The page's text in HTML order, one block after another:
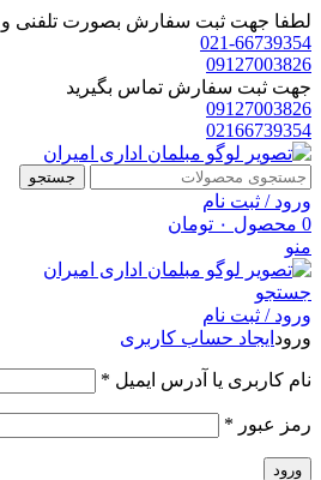
لطفا جهت ثبت سفارش بصورت تلفنی و
021-66739354
09127003826
جهت ثبت سفارش تماس بگیرید
09127003826
02166739354
جستجو
ورود / ثبت نام
0 محصول ۰ تومان
منو
جستجو
ورود / ثبت نام
ورود ایجاد حساب کاربری
نام کاربری یا آدرس ایمیل *
رمز عبور *
ورود